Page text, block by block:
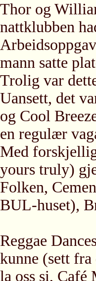
Thor og
nattklubben
mann satte
Trolig var
Uansett, det
og Cool
en regulær
Med
yours truly)
Folken,
BUL-huset),
Reggae
kunne (sett
la oss si, Café